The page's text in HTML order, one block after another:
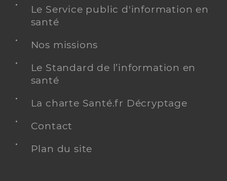
Le Service public d'information en
santé
Nos missions
Le Standard de l’information en
santé
La charte Santé.fr Décryptage
Contact
Plan du site